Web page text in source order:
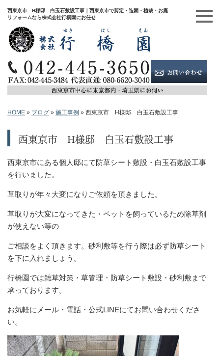
西東京市 H様邸 白玉石敷設工事｜西東京市で剪定・造園・植栽・お庭
リフォームなら株式会社行橋園にお任せ
HOME » ブログ » 施工事例 » 西東京市 H様邸 白玉石敷設工事
西東京市 H様邸 白玉石敷設工事
西東京市にある個人邸にて防草シート敷設・白玉石敷設工事
を行いました。
草取りが年々大変になりご依頼を頂きました。
草取りが大変になってきた・ペットを飼っているため除草剤
が使えない等の
ご相談をよく頂きます。砂利敷等を行う際は必ず防草シート
を下に入れましょう。
行橋園では雑草対策・草管理・防草シート敷設・砂利敷まで
承っております。
お気軽にメール・電話・公式LINEにてお問い合わせくださ
い。